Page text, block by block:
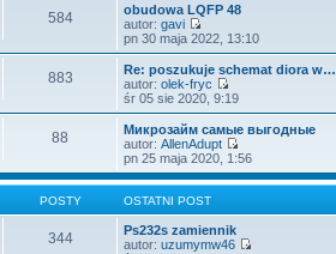
584
obudowa LQFP 48
autor: gavi
W
y
ś
w
i
e
l
n
a
j
n
o
s
z
pn 30 maja 2022, 13:10
883
Re: poszukuje schemat diora w…
autor: olek-fryc
W
y
ś
w
i
e
t
a
j
śr 05 sie 2020, 9:19
88
Микрозайм самые выгодные
autor: AllenAdupt
W
y
ś
i
t
pn 25 maja 2020, 1:56
POSTY OSTATNI POST
344
Ps232s zamiennik
autor: uzumymw46